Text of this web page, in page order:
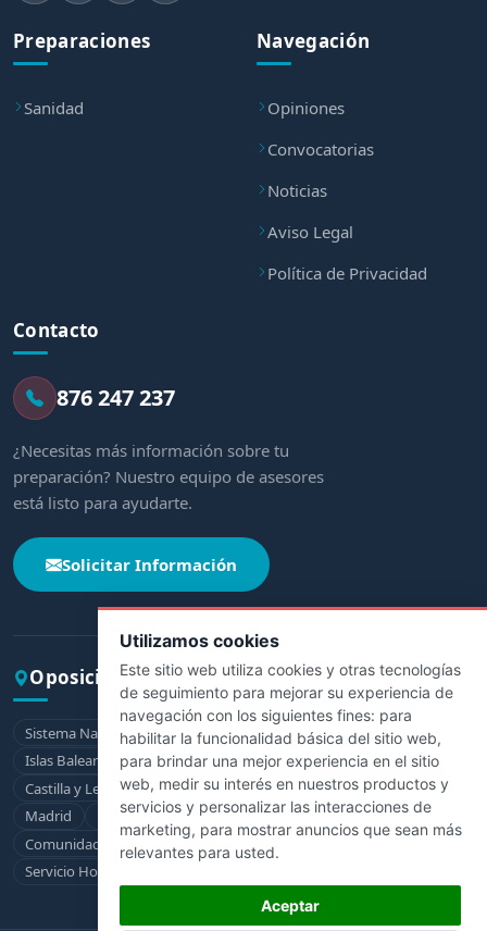
Utilizamos cookies
Este sitio web utiliza cookies y otras tecnologías
de seguimiento para mejorar su experiencia de
navegación con los siguientes fines: para
habilitar la funcionalidad básica del sitio web,
para brindar una mejor experiencia en el sitio
web, medir su interés en nuestros productos y
servicios y personalizar las interacciones de
marketing, para mostrar anuncios que sean más
relevantes para usted.
Aceptar
Preparaciones
Sanidad
Navegación
Opiniones
Convocatorias
Noticias
Aviso Legal
Política de Privacidad
Contacto
876 247 237
¿Necesitas más información sobre tu
preparación? Nuestro equipo de asesores
está listo para ayudarte.
Solicitar Información
Oposiciones por comunidad
Sistema Nacional de Salud Andalucía Aragón
Asturias
Islas Baleares
Canarias Cantabria
Castilla-La Mancha
Castilla y León
Cataluña Extremadura Galicia
La Rioja
Madrid
Murcia Navarra
País Vasco
Comunidad Valenciana
Ceuta
Melilla
Servicio Hospitalario de la Defensa